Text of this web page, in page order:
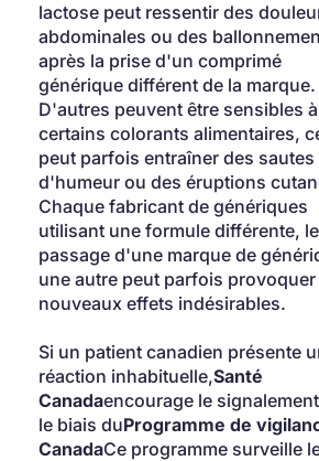
lactose peut ressentir des
abdominales ou des
après la prise d'un comprimé
générique différent de la marque.
D'autres peuvent être sensibles à
certains colorants alimentaires,
peut parfois entraîner des sautes
d'humeur ou des éruptions
Chaque fabricant de génériques
utilisant une formule différente, le
passage d'une marque de
une autre peut parfois provoquer
nouveaux effets indésirables.
Si un patient canadien présente
réaction inhabituelle,Santé
Canadaencourage le
le biais duProgramme de
CanadaCe programme surveille